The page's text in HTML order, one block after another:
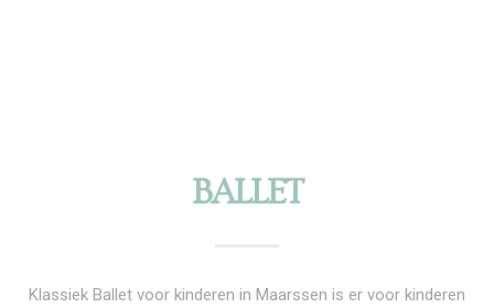
BALLET
Klassiek Ballet voor kinderen in Maarssen is er voor kinderen